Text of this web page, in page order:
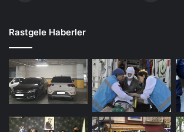
Rastgele Haberler